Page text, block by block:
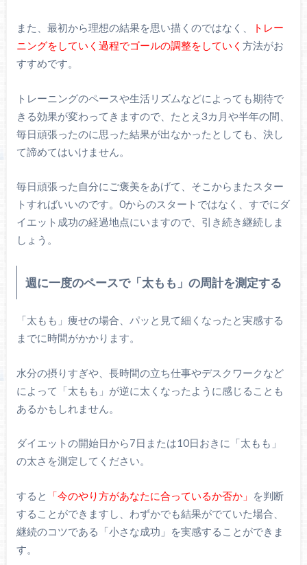
また、最初から理想の結果を思い描くのではなく、
トレー
ニングをしていく過程でゴールの調整をしていく 方法がお
すすめです。
トレーニングのペースや生活リズムなどによっても期待で
きる効果が変わってきますので、たとえ3カ月や半年の間、
毎日頑張ったのに思った結果が出なかったとしても、決し
て諦めてはいけません。
毎日頑張った自分にご褒美をあげて、そこからまたスター
トすればいいのです。0からのスタートではなく、すでにダ
イエット成功の経過地点にいますので、引き続き継続しま
しょう。
週に一度のペースで「太もも」の周計を測定する
「太もも」痩せの場合、パッと見て細くなったと実感する
までに時間がかかります。
水分の摂りすぎや、長時間の立ち仕事やデスクワークなど
によって「太もも」が逆に太くなったように感じることも
あるかもしれません。
ダイエットの開始日から7日または10日おきに「太もも」
の太さを測定してください。
すると 「今のやり方があなたに合っているか否か」
を判断
することができますし、わずかでも結果がでていた場合、
継続のコツである「小さな成功」を実感することができま
す。